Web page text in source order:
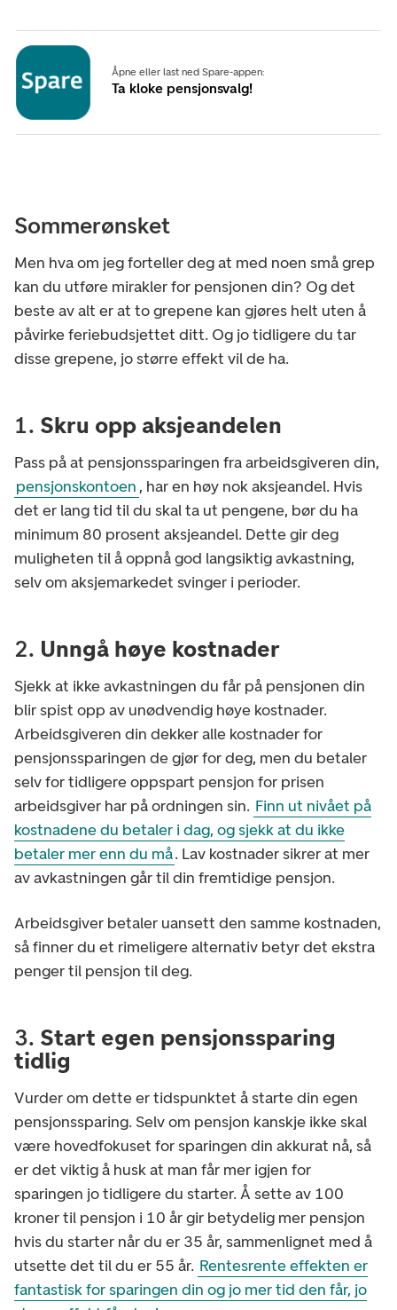
Åpne eller last ned Spare-appen:
Ta kloke pensjonsvalg!
Sommerønsket
Men hva om jeg forteller deg at med noen små grep
kan du utføre mirakler for pensjonen din? Og det
beste av alt er at to grepene kan gjøres helt uten å
påvirke feriebudsjettet ditt. Og jo tidligere du tar
disse grepene, jo større effekt vil de ha.
1. Skru opp aksjeandelen
Pass på at pensjonssparingen fra arbeidsgiveren din,
pensjonskontoen , har en høy nok aksjeandel. Hvis
det er lang tid til du skal ta ut pengene, bør du ha
minimum 80 prosent aksjeandel. Dette gir deg
muligheten til å oppnå god langsiktig avkastning,
selv om aksjemarkedet svinger i perioder.
2. Unngå høye kostnader
Sjekk at ikke avkastningen du får på pensjonen din
blir spist opp av unødvendig høye kostnader.
Arbeidsgiveren din dekker alle kostnader for
pensjonssparingen de gjør for deg, men du betaler
selv for tidligere oppspart pensjon for prisen
arbeidsgiver har på ordningen sin. Finn ut nivået på
kostnadene du betaler i dag, og sjekk at du ikke
betaler mer enn du må. Lav kostnader sikrer at mer
av avkastningen går til din fremtidige pensjon.
Arbeidsgiver betaler uansett den samme kostnaden,
så finner du et rimeligere alternativ betyr det ekstra
penger til pensjon til deg.
3. Start egen pensjonssparing
tidlig
Vurder om dette er tidspunktet å starte din egen
pensjonssparing. Selv om pensjon kanskje ikke skal
være hovedfokuset for sparingen din akkurat nå, så
er det viktig å husk at man får mer igjen for
sparingen jo tidligere du starter. Å sette av 100
kroner til pensjon i 10 år gir betydelig mer pensjon
hvis du starter når du er 35 år, sammenlignet med å
utsette det til du er 55 år. Rentesrente effekten er
fantastisk for sparingen din og jo mer tid den får, jo